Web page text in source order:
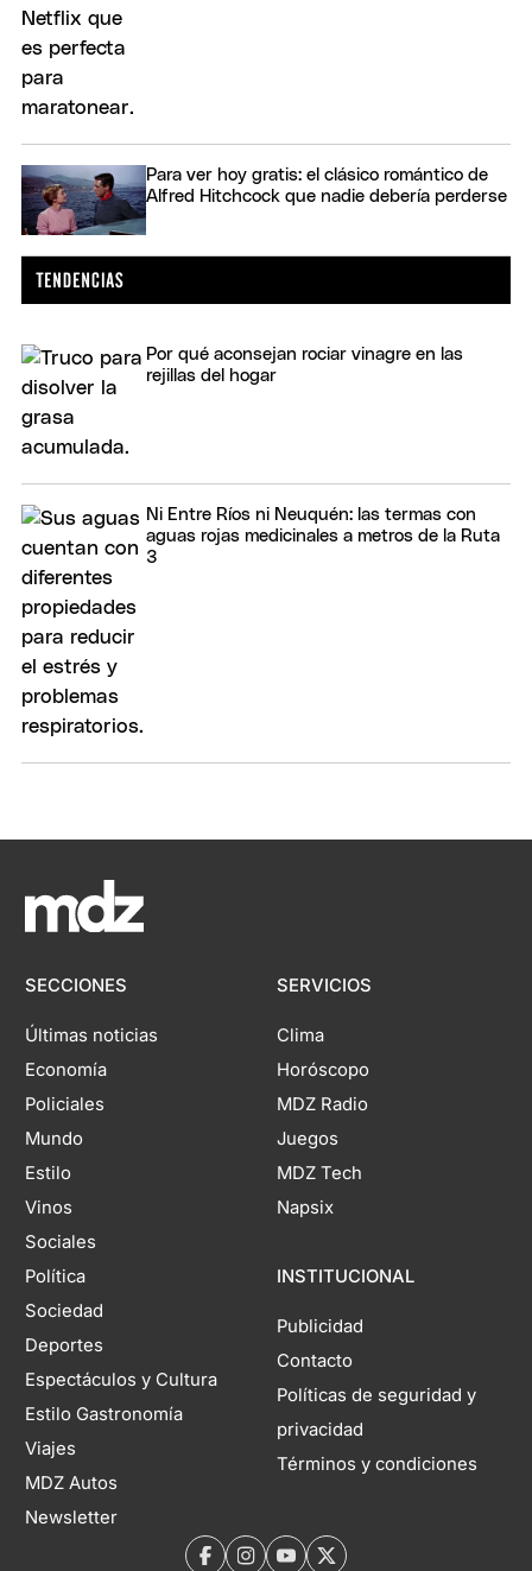
Para ver hoy gratis: el clásico romántico de
Alfred Hitchcock que nadie debería perderse
Por qué aconsejan rociar vinagre en las
rejillas del hogar
Ni Entre Ríos ni Neuquén: las termas con
aguas rojas medicinales a metros de la Ruta
3
SECCIONES
Últimas noticias
Economía
Policiales
Mundo
Estilo
Vinos
Sociales
Política
Sociedad
Deportes
Espectáculos y Cultura
Estilo Gastronomía
Viajes
MDZ Autos
Newsletter
SERVICIOS
Clima
Horóscopo
MDZ Radio
Juegos
MDZ Tech
Napsix
INSTITUCIONAL
Publicidad
Contacto
Políticas de seguridad y
privacidad
Términos y condiciones